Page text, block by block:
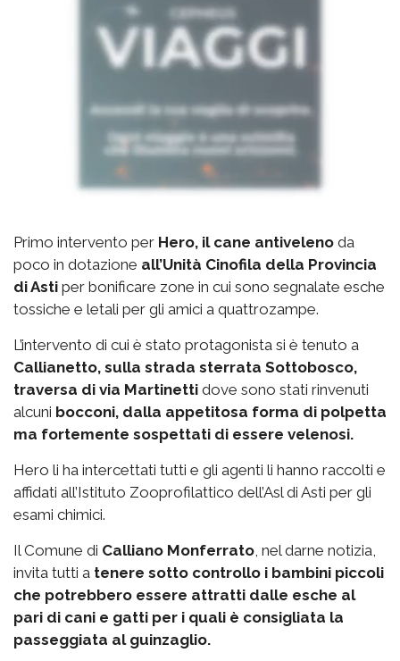
Primo intervento per Hero, il cane antiveleno da
poco in dotazione all’Unità Cinofila della Provincia
di Asti per bonificare zone in cui sono segnalate esche
tossiche e letali per gli amici a quattrozampe.
L’intervento di cui è stato protagonista si è tenuto a
Callianetto, sulla strada sterrata Sottobosco,
traversa di via Martinetti dove sono stati rinvenuti
alcuni bocconi, dalla appetitosa forma di polpetta
ma fortemente sospettati di essere velenosi.
Hero li ha intercettati tutti e gli agenti li hanno raccolti e
affidati all’Istituto Zooprofilattico dell’Asl di Asti per gli
esami chimici.
Il Comune di Calliano Monferrato , nel darne notizia,
invita tutti a tenere sotto controllo i bambini piccoli
che potrebbero essere attratti dalle esche al
pari di cani e gatti per i quali è consigliata la
passeggiata al guinzaglio.